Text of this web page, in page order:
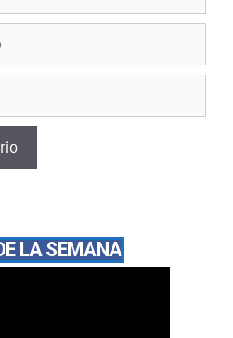
LA SEMANA